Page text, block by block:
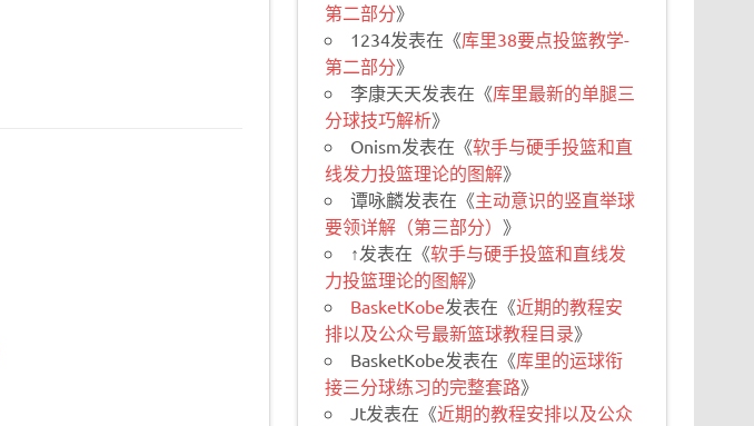
第二部分》
1234发表在《库里38要点投篮教学-
第二部分》
李康天天发表在《库里最新的单腿三
分球技巧解析》
Onism发表在《软手与硬手投篮和直
线发力投篮理论的图解》
谭咏麟发表在《主动意识的竖直举球
要领详解（第三部分）》
↑发表在《软手与硬手投篮和直线发
力投篮理论的图解》
BasketKobe发表在《近期的教程安
排以及公众号最新篮球教程目录》
BasketKobe发表在《库里的运球衔
接三分球练习的完整套路》
Jt发表在《近期的教程安排以及公众